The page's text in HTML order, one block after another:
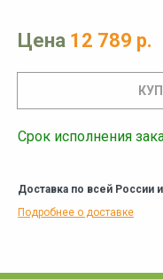
Цена 12 789 р.
Срок исполнения
Доставка по всей России
Подробнее о доставке